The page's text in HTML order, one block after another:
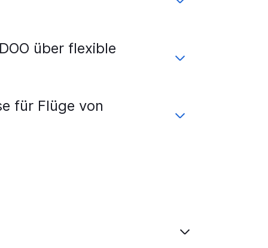
über flexible
für Flüge von